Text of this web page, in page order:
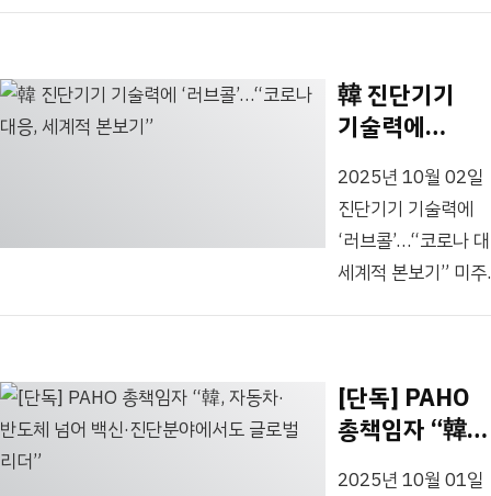
대한민국대표부
보건관으로 근무하며
쌓았다....
내용은 유튜브 영상
Foundation, 이하
‘라이트재단’)은 9
Health R&D
of RIGHT
Achievement and
Opportunities
보건을 위한 라이트
주제로 국제 연례포
개최했다. 이번 연례
APEC
보건과경제고위급
韓 진단기기
기술력에
대응, 세계적
본보기”
2025년 10월 02
진단기기 기술력에
‘러브콜’…“코로나
세계적 본보기” 미주
참석“한국 진단기기
기업에 관심있어”
[단독] PAHO
총책임자 “韓,
2025년 10월 01일